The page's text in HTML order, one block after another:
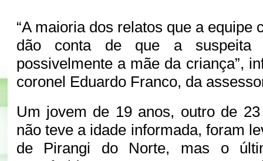
“A maioria dos relatos que a equipe
dão conta de que a suspeita
possivelmente a mãe da criança”,
coronel Eduardo Franco, da
Um jovem de 19 anos, outro de
não teve a idade informada, foram
de Pirangi do Norte, mas o